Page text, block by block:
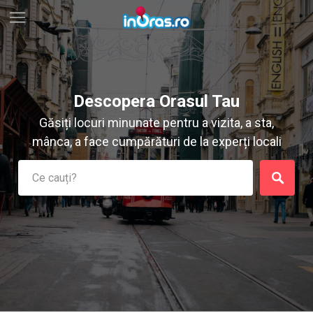
Descopera Orasul Tau
Găsiți locuri minunate pentru a vizita, a sta,
mânca, a face cumpărături de la experți locali